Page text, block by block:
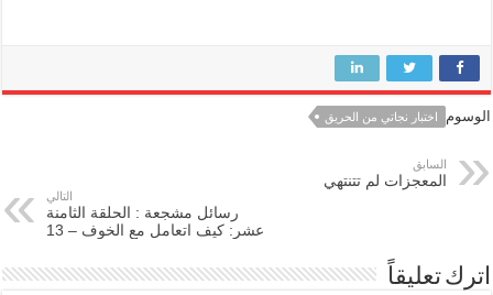
الوسوم اختبار نجاتي من الحريق
السابق
المعجزات لم تتنتهي
التالي
رسائل مشجعة : الحلقة الثامنة
عشر: كيف اتعامل مع الخوف – 13
اترك تعليقاً